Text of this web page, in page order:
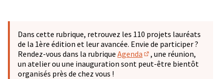
−
Dans cette rubrique, retrouvez les 110 projets lauréats
de la 1ère édition et leur avancée. Envie de participer ?
Rendez-vous dans la rubrique Agenda
(S'ouvre dans un
, une réunion,
un atelier ou une inauguration sont peut-être bientôt
organisés près de chez vous !